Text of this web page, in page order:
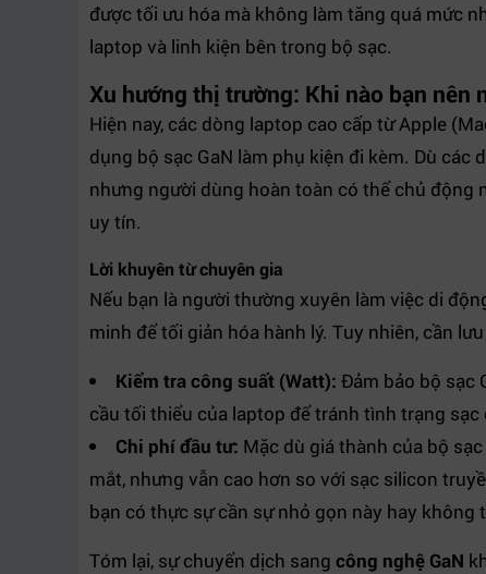
được tối ưu hóa mà không làm tăng quá mức
laptop và linh kiện bên trong bộ sạc.
Xu hướng thị trường: Khi nào bạn nên
Hiện nay, các dòng laptop cao cấp từ Apple
dụng bộ sạc GaN làm phụ kiện đi kèm. Dù
nhưng người dùng hoàn toàn có thể chủ động
uy tín.
Lời khuyên từ chuyên gia
Nếu bạn là người thường xuyên làm việc di
minh để tối giản hóa hành lý. Tuy nhiên, cần
Kiểm tra công suất (Watt): Đảm bảo bộ sạc
cầu tối thiểu của laptop để tránh tình trạng
Chi phí đầu tư: Mặc dù giá thành của bộ
mắt, nhưng vẫn cao hơn so với sạc silicon
bạn có thực sự cần sự nhỏ gọn này hay
Tóm lại, sự chuyển dịch sang công nghệ GaN